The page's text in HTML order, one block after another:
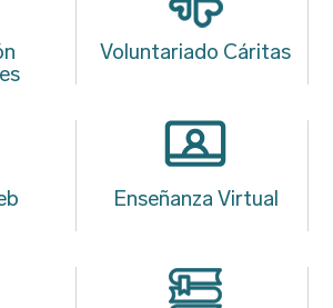
Voluntariado Cáritas
Enseñanza Virtual